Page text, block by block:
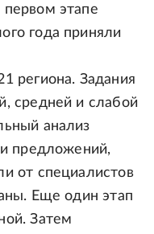
этапе
года приняли
региона. Задания
средней и слабой
анализ
и предложений,
от специалистов
Еще один этап
Затем